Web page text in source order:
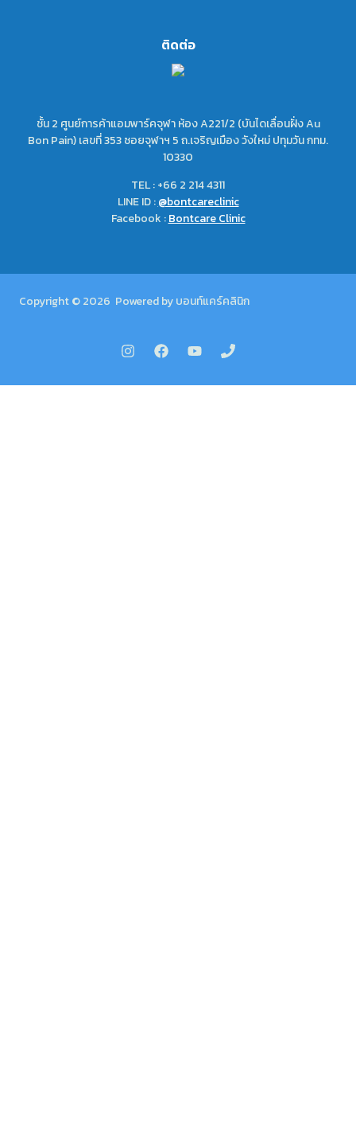
ติดต่อ
ชั้น 2 ศูนย์การค้าแอมพาร์คจุฬา ห้อง A221/2 (บันไดเลื่อนฝั่ง Au
Bon Pain) เลขที่ 353 ซอยจุฬาฯ 5 ถ.เจริญเมือง วังใหม่ ปทุมวัน กทม.
10330
TEL : +66 2 214 4311
LINE ID :@bontcareclinic
Facebook :Bontcare Clinic
Copyright © 2026 Powered by บอนท์แคร์คลินิก